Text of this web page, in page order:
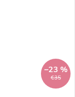
€35
–23 %